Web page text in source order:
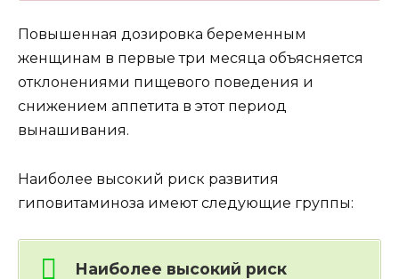
Повышенная дозировка беременным
женщинам в первые три месяца объясняется
отклонениями пищевого поведения и
снижением аппетита в этот период
вынашивания.
Наиболее высокий риск развития
гиповитаминоза имеют следующие группы:
Наиболее высокий риск